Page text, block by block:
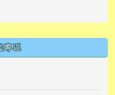
專區